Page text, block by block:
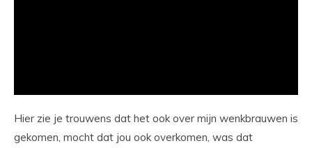
Hier zie je trouwens dat het ook over mijn wenkbrauwen is
gekomen, mocht dat jou ook overkomen, was dat